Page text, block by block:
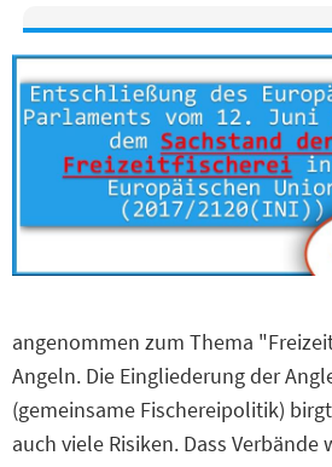
angenommen zum Thema
Angeln. Die Eingliederung der
(gemeinsame Fischereipolitik)
auch viele Risiken. Dass Verbände